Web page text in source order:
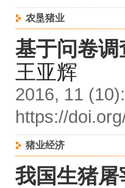
农垦猪业
基于问卷
王亚辉
2016, 11
https://
猪业经济
我国生猪